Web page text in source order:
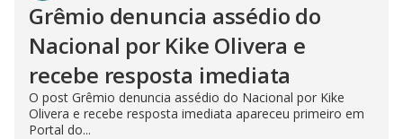
Grêmio denuncia assédio do
Nacional por Kike Olivera e
recebe resposta imediata
O post Grêmio denuncia assédio do Nacional por Kike
Olivera e recebe resposta imediata apareceu primeiro em
Portal do...